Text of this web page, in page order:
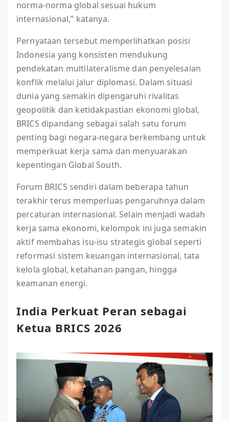
norma-norma global sesuai hukum
internasional,” katanya.
Pernyataan tersebut memperlihatkan posisi
Indonesia yang konsisten mendukung
pendekatan multilateralisme dan penyelesaian
konflik melalui jalur diplomasi. Dalam situasi
dunia yang semakin dipengaruhi rivalitas
geopolitik dan ketidakpastian ekonomi global,
BRICS dipandang sebagai salah satu forum
penting bagi negara-negara berkembang untuk
memperkuat kerja sama dan menyuarakan
kepentingan Global South.
Forum BRICS sendiri dalam beberapa tahun
terakhir terus memperluas pengaruhnya dalam
percaturan internasional. Selain menjadi wadah
kerja sama ekonomi, kelompok ini juga semakin
aktif membahas isu-isu strategis global seperti
reformasi sistem keuangan internasional, tata
kelola global, ketahanan pangan, hingga
keamanan energi.
India Perkuat Peran sebagai
Ketua BRICS 2026